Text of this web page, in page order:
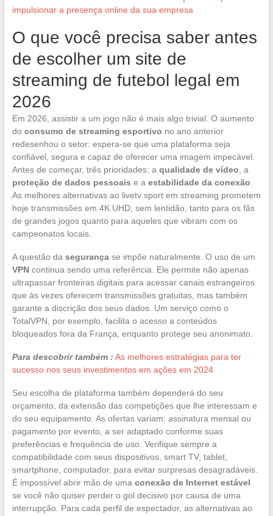
impulsionar a presença online da sua empresa
O que você precisa saber antes
de escolher um site de
streaming de futebol legal em
2026
Em 2026, assistir a um jogo não é mais algo trivial. O aumento
do consumo de streaming esportivo no ano anterior
redesenhou o setor: espera-se que uma plataforma seja
confiável, segura e capaz de oferecer uma imagem impecável.
Antes de começar, três prioridades: a qualidade de vídeo , a
proteção de dados pessoais e a estabilidade da conexão
As melhores alternativas ao livetv sport em streaming prometem
hoje transmissões em 4K UHD, sem lentidão, tanto para os fãs
de grandes jogos quanto para aqueles que vibram com os
campeonatos locais.
A questão da segurançase impõe naturalmente. O uso de um
VPNcontinua sendo uma referência. Ele permite não apenas
ultrapassar fronteiras digitais para acessar canais estrangeiros
que às vezes oferecem transmissões gratuitas, mas também
garante a discrição dos seus dados. Um serviço como o
TotalVPN, por exemplo, facilita o acesso a conteúdos
bloqueados fora da França, enquanto protege seu anonimato.
Para descobrir também : As melhores estratégias para ter
sucesso nos seus investimentos em ações em 2024
Seu escolha de plataforma também dependerá do seu
orçamento, da extensão das competições que lhe interessam e
do seu equipamento. As ofertas variam: assinatura mensal ou
pagamento por evento, a ser adaptado conforme suas
preferências e frequência de uso. Verifique sempre a
compatibilidade com seus dispositivos, smart TV, tablet,
smartphone, computador, para evitar surpresas desagradáveis.
É impossível abrir mão de uma conexão de Internet estável
se você não quiser perder o gol decisivo por causa de uma
interrupção. Para cada perfil de espectador, as alternativas ao